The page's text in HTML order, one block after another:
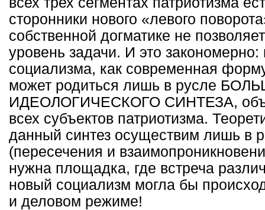
сторонники нового «левого
собственной догматике не
уровень задачи. И это закономерно:
социализма, как современная
может родиться лишь в русле
ИДЕОЛОГИЧЕСКОГО СИНТЕЗА,
всех субъектов патриотизма.
данный синтез осуществим лишь в
(пересечения и
нужна площадка, где встреча
новый социализм могла бы
и деловом режиме!